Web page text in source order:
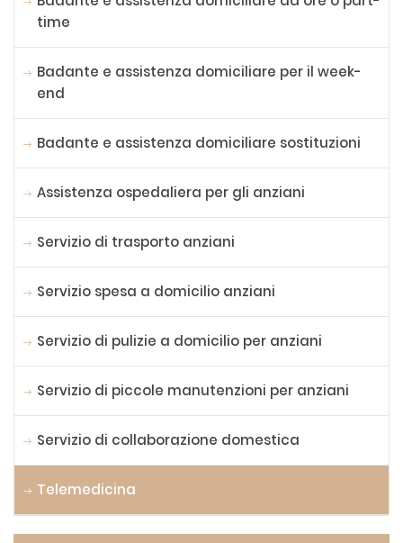
time
Badante e assistenza domiciliare per il week-
end
Badante e assistenza domiciliare sostituzioni
Assistenza ospedaliera per gli anziani
Servizio di trasporto anziani
Servizio spesa a domicilio anziani
Servizio di pulizie a domicilio per anziani
Servizio di piccole manutenzioni per anziani
Servizio di collaborazione domestica
Telemedicina